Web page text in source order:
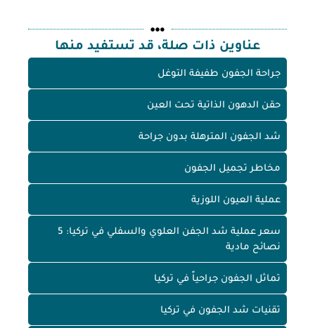
عناوين ذات صلة، قد تستفيد منها
جراحة الجفون طفيفة التوغل
حقن الدهون الذاتية تحت العين
شد الجفون المترهلة بدون جراحة
مخاطر تجميل الجفون
عملية العيون اللوزية
سعر عملية شد الجفن العلوي والسفلي في تركيا: 5
نصائح مادية
تماثل الجفون جراحياً في تركيا
تقنيات شد الجفون في تركيا